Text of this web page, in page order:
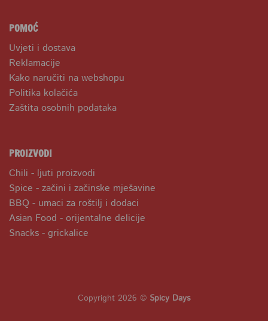
POMOĆ
Uvjeti i dostava
Reklamacije
Kako naručiti na webshopu
Politika kolačića
Zaštita osobnih podataka
PROIZVODI
Chili - ljuti proizvodi
Spice - začini i začinske mješavine
BBQ - umaci za roštilj i dodaci
Asian Food - orijentalne delicije
Snacks - grickalice
Copyright 2026 © Spicy Days